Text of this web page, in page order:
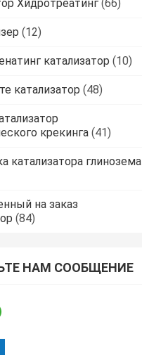
Хйдротреатинг (66)
(12)
катализатор (10)
катализатор (48)
крекинга (41)
катализатора глинозема
на заказ
(84)
НАМ СООБЩЕНИЕ